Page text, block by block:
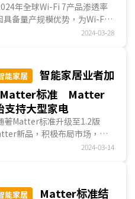
年全球Wi-Fi 7产品渗透率
备量产规模优势，为Wi-Fi 7
由高通(Qualcomm)...2024-03-28
能家居
智能家居业者加
Matter标准 Matter
支持大型家电
著Matter标准升级至1.2版
新品，积极布局市场，展
逐步深入，也意味著将触...
2024-03-14
能家居
Matter标准结